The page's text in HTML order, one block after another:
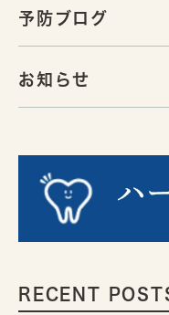
予防ブログ
お知らせ
RECENT